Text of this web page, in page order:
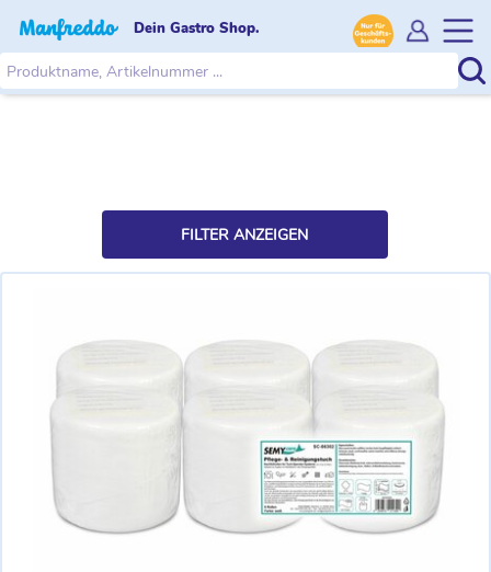
Dein Gastro Shop.
FILTER ANZEIGEN